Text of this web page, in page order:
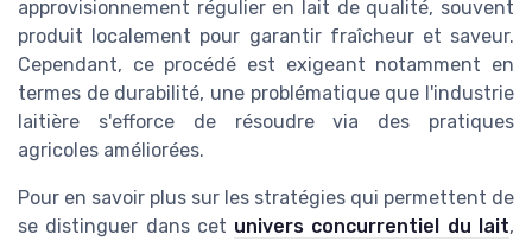
approvisionnement régulier en lait de qualité, souvent
produit localement pour garantir fraîcheur et saveur.
Cependant, ce procédé est exigeant notamment en
termes de durabilité, une problématique que l'industrie
laitière s'efforce de résoudre via des pratiques
agricoles améliorées.
Pour en savoir plus sur les stratégies qui permettent de
se distinguer dans cet univers concurrentiel du lait,